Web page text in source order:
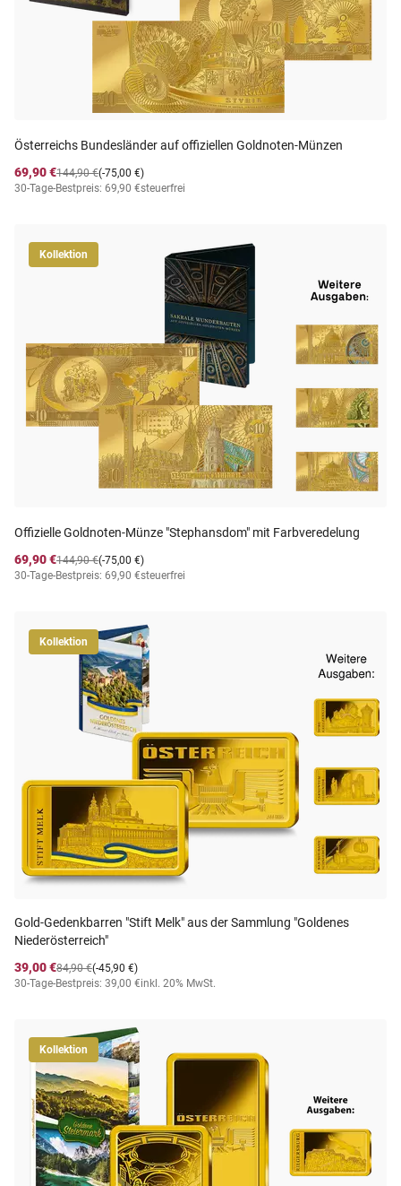
Österreichs Bundesländer auf offiziellen Goldnoten-Münzen
69,90 €
(-75,00 €)
144,90 €
30-Tage-Bestpreis: 69,90 €steuerfrei
Kollektion
Offizielle Goldnoten-Münze "Stephansdom" mit Farbveredelung
69,90 €
(-75,00 €)
144,90 €
30-Tage-Bestpreis: 69,90 €steuerfrei
Kollektion
Gold-Gedenkbarren "Stift Melk" aus der Sammlung "Goldenes
Niederösterreich"
39,00 €
(-45,90 €)
84,90 €
30-Tage-Bestpreis: 39,00 €inkl. 20% MwSt.
Kollektion